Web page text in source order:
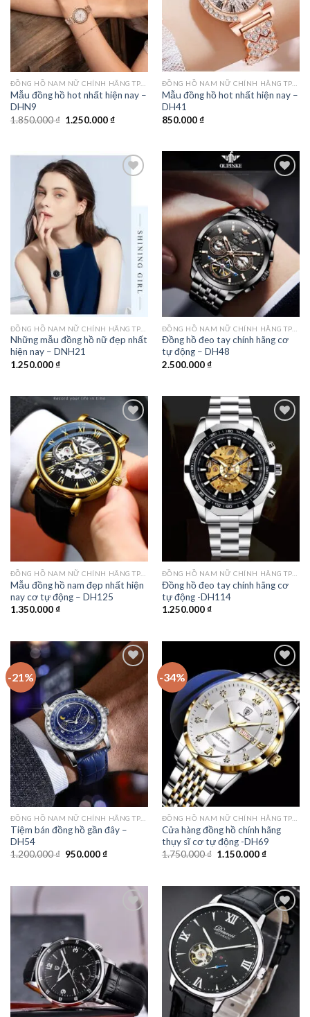
ĐỒNG HỒ NAM NỮ CHÍNH HÃNG TPHCM
Mẫu đồng hồ hot nhất hiện nay –
DHN9
1.850.000₫ Giá
1.250.000₫Giá
1.250.000 ₫.
ĐỒNG HỒ NAM NỮ CHÍNH HÃNG TPHCM
Mẫu đồng hồ hot nhất hiện nay –
DH41
850.000₫
Những mẫu đồng hồ nữ đẹp nhất
hiện nay – DNH21
1.250.000₫
Add to
wishlist
Đồng hồ đeo tay chính hãng cơ
tự động – DH48
2.500.000₫
Add to
wishlist
Mẫu đồng hồ nam đẹp nhất hiện
nay cơ tự động – DH125
1.350.000₫
Add to
wishlist
Đồng hồ đeo tay chính hãng cơ
tự động -DH114
1.250.000₫
-21%
Add to
wishlist
Tiệm bán đồng hồ gần đây –
DH54
1.200.000₫ Giá
950.000₫Giá
950.000 ₫.
-34%
Add to
wishlist
Cửa hàng đồng hồ chính hãng
thụy sĩ cơ tự động -DH69
1.750.000₫ Giá
1.150.000₫Giá
1.150.000
Add to
wishlist